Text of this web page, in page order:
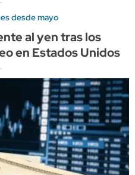
desde mayo
al yen tras los
en Estados Unidos